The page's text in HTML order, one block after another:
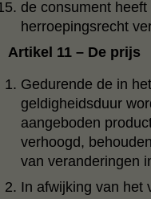
de consument
herroepingsrecht
Artikel 11 – De prijs
Gedurende de in
geldigheidsduur
aangeboden
verhoogd,
van veranderingen
In afwijking van het